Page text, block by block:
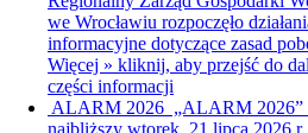
we Wrocławiu rozpoczęło
informacyjne dotyczące zasad
Więcej » kliknij, aby przejść do
części informacji
ALARM 2026 „ALARM
najbliższy wtorek, 21 lipca 2026